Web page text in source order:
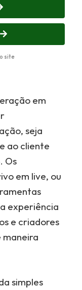
site
em
seja
ao cliente
Os
em live, ou
experiência
e criadores
maneira
simples